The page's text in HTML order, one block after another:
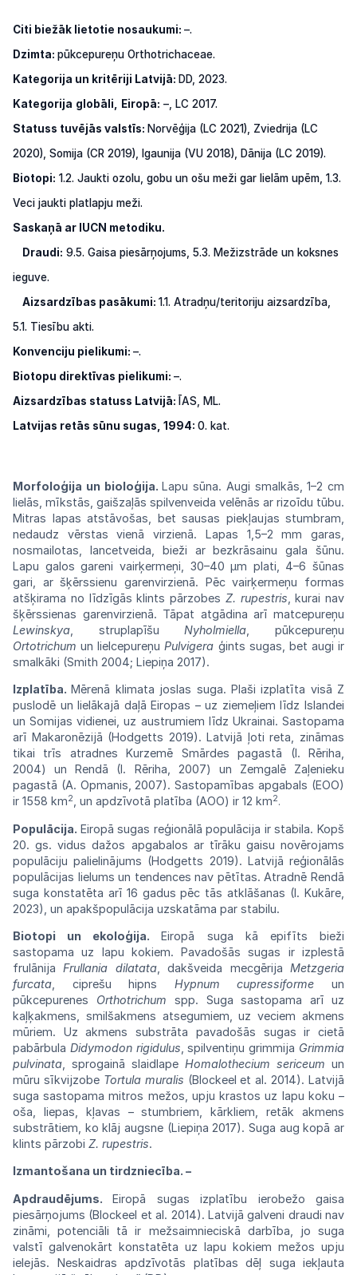
Citi biežāk lietotie nosaukumi: –.
Dzimta: pūkcepureņu Orthotrichaceae.
Kategorija un kritēriji Latvijā: DD, 2023.
Kategorija globāli, Eiropā: –, LC 2017.
Statuss tuvējās valstīs: Norvēģija (LC 2021), Zviedrija (LC
2020), Somija (CR 2019), Igaunija (VU 2018),
Dānija (LC 2019).
Biotopi: 1.2. Jaukti ozolu, gobu un ošu meži gar lielām upēm, 1.3.
Veci jaukti platlapju meži.
Saskaņā ar IUCN metodiku.
Draudi: 9.5. Gaisa piesārņojums, 5.3. Mežizstrāde un koksnes
ieguve.
Aizsardzības pasākumi: 1.1. Atradņu/teritoriju aizsardzība,
5.1. Tiesību akti.
Konvenciju pielikumi: –.
Biotopu direktīvas pielikumi: –.
Aizsardzības statuss Latvijā: ĪAS,
ML.
Latvijas retās sūnu sugas, 1994: 0. kat.
Morfoloģija un bioloģija.Lapu sūna. Augi smalkās, 1–2 cm
lielās, mīkstās, gaišzaļās spilvenveida velēnās ar rizoīdu tūbu.
Mitras lapas atstāvošas, bet sausas piekļaujas stumbram,
nedaudz vērstas vienā virzienā. Lapas
1,5–2 mm garas,
nosmailotas, lancetveida, bieži ar bezkrāsainu gala šūnu.
Lapu galosgareni vairķermeņi, 30–40 µm plati, 4–6 šūnas
gari, ar šķērssienu garenvirzienā. Pēcvairķermeņu formas
atšķirama no līdzīgās klints pārzobes Z. rupestris , kurai nav
šķērssienas garenvirzienā. Tāpat atgādina arīmatcepureņu
Lewinskya , struplapīšuNyholmiella ,pūkcepureņu
Ortotrichumun lielcepureņuPulvigera ģints sugas, bet augi ir
smalkāki (Smith 2004; Liepiņa 2017).
Izplatība.Mērenā klimata joslas suga. Plašiizplatīta visā Z
puslodē un lielākajā daļāEiropas – uz ziemeļiem līdz Islandei
unSomijas vidienei, uz austrumiem līdz Ukrainai.Sastopama
arī Makaronēzijā (Hodgetts 2019).Latvijā ļoti reta, zināmas
tikai trīs atradnesKurzemē Smārdes pagastā (I.
Rēriha,
2004)
unRendā (I. Rēriha, 2007) un Zemgalē
Zaļenieku
pagastā (A. Opmanis, 2007).Sastopamībasapgabals (EOO)
ir 1558 km2, un apdzīvotā platība (AOO) ir 12 km2.
Populācija. Eiropā sugas reģionālāpopulācija ir stabila. Kopš
20. gs. vidus dažos apgabalos ar tīrāku gaisu novērojams
populācijupalielinājums (Hodgetts 2019). Latvijāreģionālās
populācijas lielums un tendencesnav pētītas. Atradnē Rendā
suga konstatēta arī 16 gaduspēc tās atklāšanas (I. Kukāre,
2023), un apakšpopulācija uzskatāma par stabilu.
Biotopi un ekoloģija.Eiropā suga kā epifītsbieži
sastopama uz lapu kokiem.Pavadošāssugas ir izplestā
frulānijaFrullania dilatata,dakšveida mecgērija Metzgeria
furcata
ciprešuhipns Hypnum cupressiforme
un
pūkcepurenes Orthotrichum spp. Suga sastopama arīuz
kaļķakmens, smilšakmens atsegumiem,uzveciem akmens
mūriem. Uz akmenssubstrāta pavadošās sugas ir cietā
pabārbula Didymodon rigidulus , spilventiņu grimmija Grimmia
pulvinata , sprogainā slaidlape Homalothecium sericeum un
mūru sīkvijzobe Tortula muralis (Blockeel et al. 2014). Latvijā
sugasastopamamitros mežos, upju krastos uz lapu koku –
oša, liepas, kļavas – stumbriem,kārkliem,retāk akmens
substrātiem, koklājaugsne (Liepiņa 2017). Suga aug kopā ar
klints pārzobi Z. rupestris.
Izmantošana un tirdzniecība. –
Apdraudējums.Eiropā sugas izplatību ierobežo
gaisa
piesārņojums (Blockeel et al. 2014). Latvijā galveni draudi nav
zināmi,potenciāli tā ir mežsaimnieciskā darbība, jo suga
valstī galvenokārt konstatēta uz lapu kokiem mežos upju
ielejās.
Neskaidras apdzīvotās platības dēļ suga iekļauta